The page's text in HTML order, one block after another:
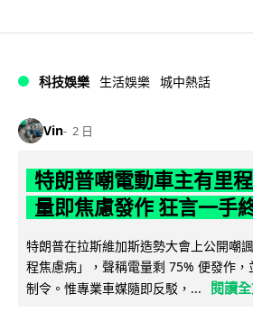
科技娛樂 生活娛樂 城中熱話
Vin 2 日
特朗普嘲電動車主有里
量即焦慮發作 狂言一手
特朗普在拉斯維加斯造勢大會上公開嘲
程焦慮病」，聲稱電量剩 75% 便發作
制令。惟專業車媒隨即反駁，...
閱讀